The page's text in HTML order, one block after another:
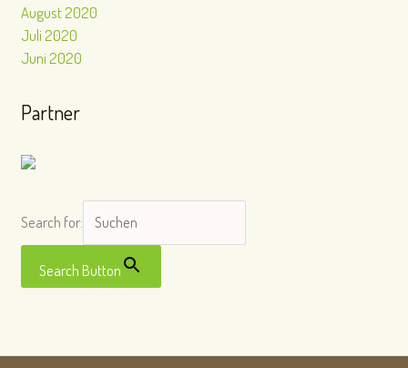
August 2020
Juli 2020
Juni 2020
Partner
Search for:
Search Button